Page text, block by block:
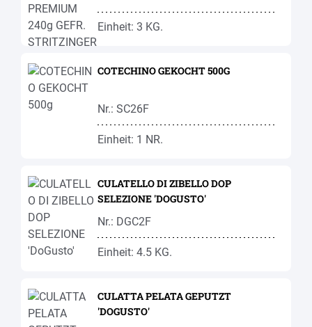
Einheit: 3 KG.
COTECHINO GEKOCHT 500G
Nr.: SC26F
Einheit: 1 NR.
CULATELLO DI ZIBELLO DOP
SELEZIONE 'DOGUSTO'
Nr.: DGC2F
Einheit: 4.5 KG.
CULATTA PELATA GEPUTZT
'DOGUSTO'